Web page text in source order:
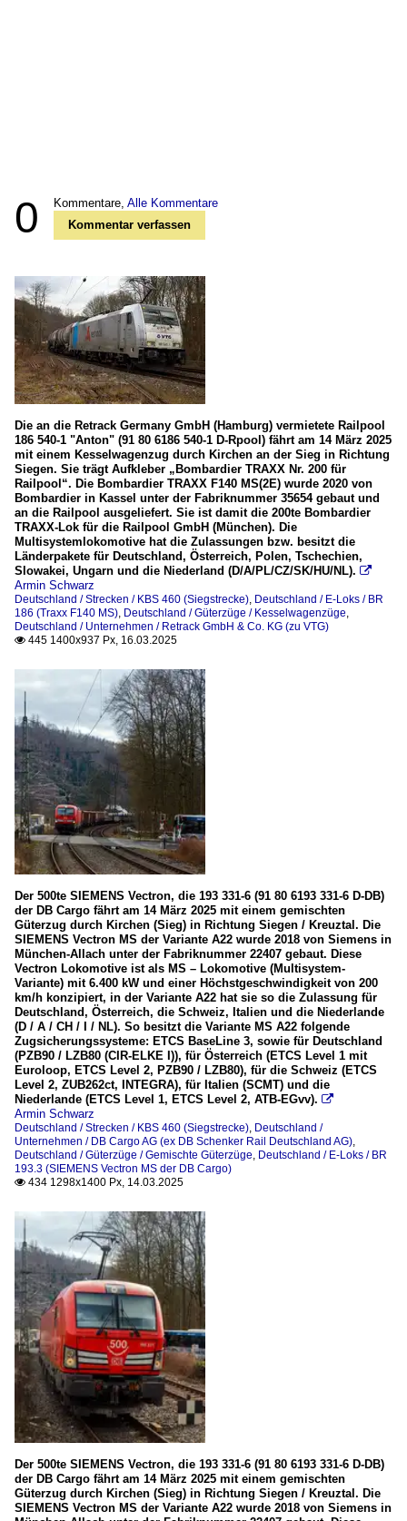
0 Kommentare, Alle Kommentare
Kommentar verfassen
Die an die Retrack Germany GmbH (Hamburg) vermietete Railpool
186 540-1 "Anton" (91 80 6186 540-1 D-Rpool) fährt am 14 März 2025
mit einem Kesselwagenzug durch Kirchen an der Sieg in Richtung
Siegen. Sie trägt Aufkleber „Bombardier TRAXX Nr. 200 für
Railpool“. Die Bombardier TRAXX F140 MS(2E) wurde 2020 von
Bombardier in Kassel unter der Fabriknummer 35654 gebaut und
an die Railpool ausgeliefert. Sie ist damit die 200te Bombardier
TRAXX-Lok für die Railpool GmbH (München). Die
Multisystemlokomotive hat die Zulassungen bzw. besitzt die
Länderpakete für Deutschland, Österreich, Polen, Tschechien,
Slowakei, Ungarn und die Niederland (D/A/PL/CZ/SK/HU/NL). 
Armin Schwarz
Deutschland / Strecken / KBS 460 (Siegstrecke), Deutschland / E-Loks / BR
186 (Traxx F140 MS), Deutschland / Güterzüge / Kesselwagenzüge,
Deutschland / Unternehmen / Retrack GmbH & Co. KG (zu VTG)
 445 1400x937 Px, 16.03.2025
Der 500te SIEMENS Vectron, die 193 331-6 (91 80 6193 331-6 D-DB)
der DB Cargo fährt am 14 März 2025 mit einem gemischten
Güterzug durch Kirchen (Sieg) in Richtung Siegen / Kreuztal. Die
SIEMENS Vectron MS der Variante A22 wurde 2018 von Siemens in
München-Allach unter der Fabriknummer 22407 gebaut. Diese
Vectron Lokomotive ist als MS – Lokomotive (Multisystem-
Variante) mit 6.400 kW und einer Höchstgeschwindigkeit von 200
km/h konzipiert, in der Variante A22 hat sie so die Zulassung für
Deutschland, Österreich, die Schweiz, Italien und die Niederlande
(D / A / CH / I / NL). So besitzt die Variante MS A22 folgende
Zugsicherungssysteme: ETCS BaseLine 3, sowie für Deutschland
(PZB90 / LZB80 (CIR-ELKE I)), für Österreich (ETCS Level 1 mit
Euroloop, ETCS Level 2, PZB90 / LZB80), für die Schweiz (ETCS
Level 2, ZUB262ct, INTEGRA), für Italien (SCMT) und die
Niederlande (ETCS Level 1, ETCS Level 2, ATB-EGvv). 
Armin Schwarz
Deutschland / Strecken / KBS 460 (Siegstrecke), Deutschland /
Unternehmen / DB Cargo AG (ex DB Schenker Rail Deutschland AG),
Deutschland / Güterzüge / Gemischte Güterzüge, Deutschland / E-Loks / BR
193.3 (SIEMENS Vectron MS der DB Cargo)
 434 1298x1400 Px, 14.03.2025
Der 500te SIEMENS Vectron, die 193 331-6 (91 80 6193 331-6 D-DB)
der DB Cargo fährt am 14 März 2025 mit einem gemischten
Güterzug durch Kirchen (Sieg) in Richtung Siegen / Kreuztal. Die
SIEMENS Vectron MS der Variante A22 wurde 2018 von Siemens in